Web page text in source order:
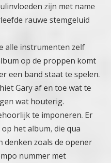
zijn met name
rauwe stemgeluid
alle instrumenten zelf
op de proppen komt
een band staat te spelen.
Gary af en toe wat te
wat houterig.
te imponeren. Er
het album, die qua
denken zoals de opener
nummer met